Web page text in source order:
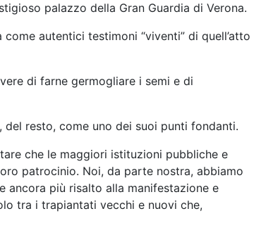
palazzo della Gran Guardia di Verona.
autentici testimoni “viventi” di quell’atto
di farne germogliare i semi e di
resto, come uno dei suoi punti fondanti.
che le maggiori istituzioni pubbliche e
patrocinio. Noi, da parte nostra, abbiamo
più risalto alla manifestazione e
tra i trapiantati vecchi e nuovi che,